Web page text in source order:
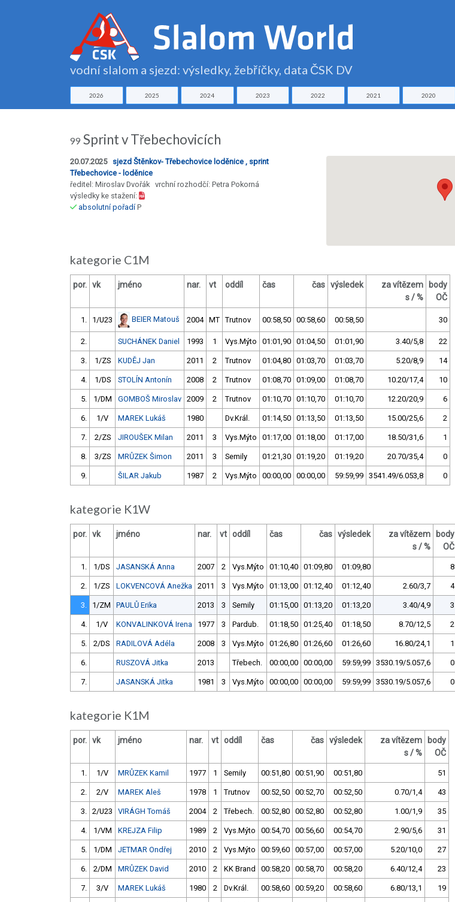
vodní slalom a sjezd: výsledky, žebříčky, data ČSK DV
2026 2025 2024 2023 2022 2021 2020
99 Sprint v Třebechovicích
20.07.2025 sjezd Štěnkov- Třebechovice loděnice , sprint
Třebechovice - loděnice
ředitel: Miroslav Dvořák vrchní rozhodčí: Petra Pokorná
výsledky ke stažení:
absolutní pořadíP
kategorie C1M
por. vk jméno nar. vt oddíl čas čas výsledek
za vítězem
s / %
body
OČ
1. 1/U23 BEIER Matouš 2004 MT Trutnov 00:58,50 00:58,60 00:58,50 30
2. SUCHÁNEK Daniel 1993 1 Vys.Mýto 01:01,90 01:04,50 01:01,90 3.40/5,8 22
3. 1/ZS KUDĚJ Jan 2011 2 Trutnov 01:04,80 01:03,70 01:03,70 5.20/8,9 14
4. 1/DS STOLÍN Antonín 2008 2 Trutnov 01:08,70 01:09,00 01:08,70 10.20/17,4 10
5. 1/DM GOMBOŠ Miroslav 2009 2 Trutnov 01:10,70 01:10,70 01:10,70 12.20/20,9 6
6. 1/V MAREK Lukáš 1980 Dv.Král. 01:14,50 01:13,50 01:13,50 15.00/25,6 2
7. 2/ZS JIROUŠEK Milan 2011 3 Vys.Mýto 01:17,00 01:18,00 01:17,00 18.50/31,6 1
8. 3/ZS MRŮZEK Šimon 2011 3 Semily 01:21,30 01:19,20 01:19,20 20.70/35,4 0
9. ŠILAR Jakub 1987 2 Vys.Mýto 00:00,00 00:00,00 59:59,99 3541.49/6.053,8 0
kategorie K1W
por. vk jméno nar. vt oddíl čas čas výsledek
za vítězem
s / %
body
OČ
1. 1/DS JASANSKÁ Anna 2007 2 Vys.Mýto 01:10,40 01:09,80 01:09,80 8
2. 1/ZS LOKVENCOVÁ Anežka 2011 3 Vys.Mýto 01:13,00 01:12,40 01:12,40 2.60/3,7 4
3. 1/ZM PAULŮ Erika 2013 3 Semily 01:15,00 01:13,20 01:13,20 3.40/4,9 3
4. 1/V KONVALINKOVÁ Irena 1977 3 Pardub. 01:18,50 01:25,40 01:18,50 8.70/12,5 2
5. 2/DS RADILOVÁ Adéla 2008 3 Vys.Mýto 01:26,80 01:26,60 01:26,60 16.80/24,1 1
6. RUSZOVÁ Jitka 2013 Třebech. 00:00,00 00:00,00 59:59,99 3530.19/5.057,6 0
7. JASANSKÁ Jitka 1981 3 Vys.Mýto 00:00,00 00:00,00 59:59,99 3530.19/5.057,6 0
kategorie K1M
por. vk jméno nar. vt oddíl čas čas výsledek
za vítězem
s / %
body
OČ
1. 1/V MRŮZEK Kamil 1977 1 Semily 00:51,80 00:51,90 00:51,80 51
2. 2/V MAREK Aleš 1978 1 Trutnov 00:52,50 00:52,70 00:52,50 0.70/1,4 43
3. 2/U23 VIRÁGH Tomáš 2004 2 Třebech. 00:52,80 00:52,80 00:52,80 1.00/1,9 35
4. 1/VM KREJZA Filip 1989 2 Vys.Mýto 00:54,70 00:56,60 00:54,70 2.90/5,6 31
5. 1/DM JETMAR Ondřej 2010 2 Vys.Mýto 00:59,60 00:57,00 00:57,00 5.20/10,0 27
6. 2/DM MRŮZEK David 2010 2 KK Brand 00:58,20 00:58,70 00:58,20 6.40/12,4 23
7. 3/V MAREK Lukáš 1980 2 Dv.Král. 00:58,60 00:59,20 00:58,60 6.80/13,1 19